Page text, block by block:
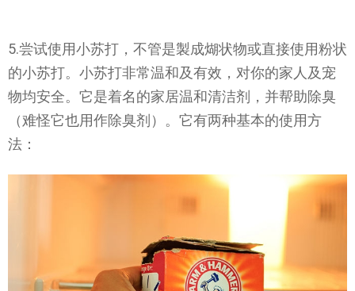
5.尝试使用小苏打，不管是製成煳状物或直接使用粉状
的小苏打。小苏打非常温和及有效，对你的家人及宠
物均安全。它是着名的家居温和清洁剂，并帮助除臭
（难怪它也用作除臭剂）。它有两种基本的使用方
法：